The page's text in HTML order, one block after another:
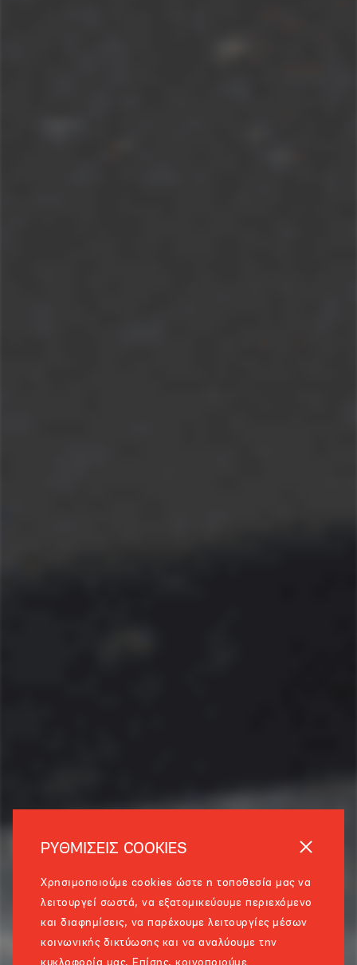
ΡΥΘΜΙΣΕΙΣ COOKIES
Χρησιμοποιούμε cookies ώστε η τοποθεσία μας να
λειτουργεί σωστά, να εξατομικεύουμε περιεχόμενο
και διαφημίσεις, να παρέχουμε λειτουργίες μέσων
κοινωνικής δικτύωσης και να αναλύουμε την